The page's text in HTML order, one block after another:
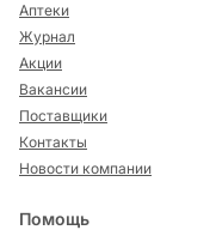
Аптеки
Журнал
Акции
Вакансии
Поставщики
Контакты
Новости компании
Помощь